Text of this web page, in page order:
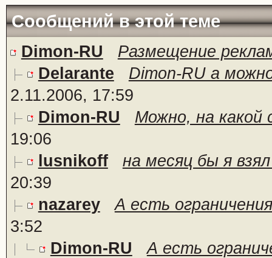
Сообщений в этой теме
Dimon-RU
Размещение
Delarante
Dimon-RU а
2.11.2006, 17:59
Dimon-RU
Можно, на какой
19:06
lusnikoff
на месяц бы я
20:39
nazarey
А есть
3:52
Dimon-RU
А есть